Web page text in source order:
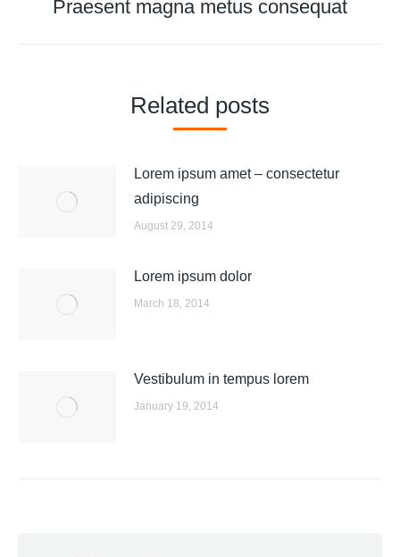
Next
Praesent magna metus consequat
Related posts
Lorem ipsum amet – consectetur
adipiscing
August 29, 2014
Lorem ipsum dolor
March 18, 2014
Vestibulum in tempus lorem
January 19, 2014